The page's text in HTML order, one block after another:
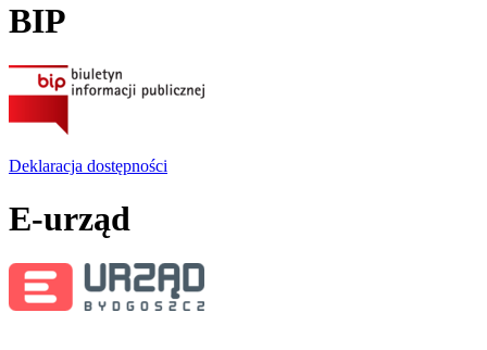
BIP
Deklaracja dostępności
E-urząd